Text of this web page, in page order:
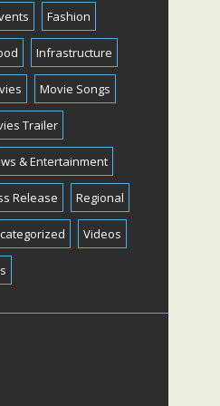
Fashion
Infrastructure
Movie Songs
Trailer
& Entertainment
Release Regional
Videos